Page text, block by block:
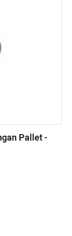
Pallet -